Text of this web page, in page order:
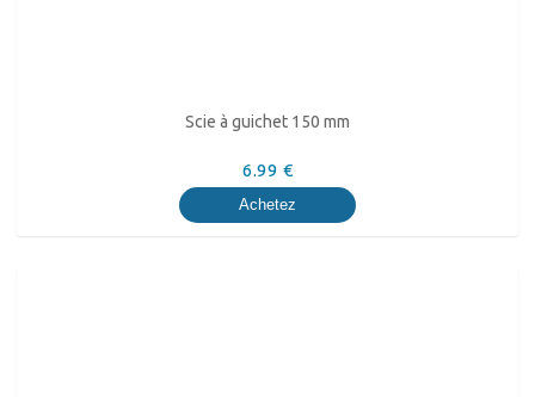
Scie à guichet 150 mm
6.99 €
Achetez